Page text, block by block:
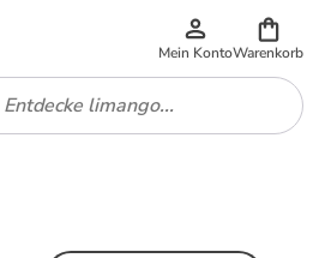
Mein KontoWarenkorb